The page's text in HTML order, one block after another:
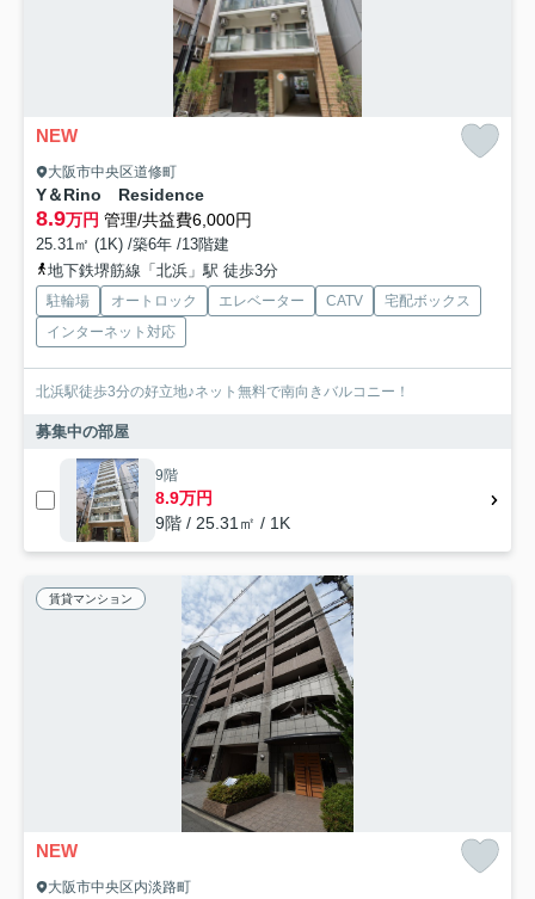
NEW
大阪市中央区道修町
Y＆Rino Residence
8.9万円 管理/共益費6,000円
25.31㎡ (1K) /築6年 /13階建
地下鉄堺筋線「北浜」駅 徒歩3分
駐輪場 オートロック エレベーター CATV
宅配ボックス
インターネット対応
北浜駅徒歩3分の好立地♪ネット無料で南向きバルコニー！
募集中の部屋
9階
8.9万円
9階 / 25.31㎡ / 1K
賃貸マンション
NEW
大阪市中央区内淡路町